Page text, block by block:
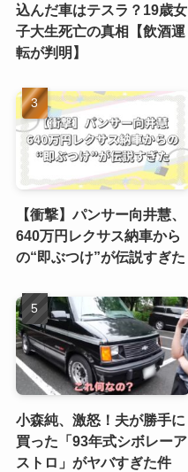
込んだ車はテスラ？19歳女
子大生死亡の真相【飲酒運
転が判明】
【衝撃】パンサー向井慧、
640万円レクサス納車から
の“即ぶつけ”が伝説すぎた
小森純、激怒！夫が勝手に
買った「93年式シボレーア
ストロ」がヤバすぎた件